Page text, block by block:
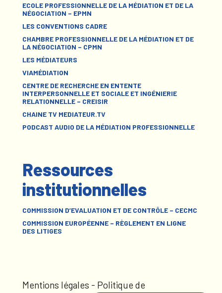
ECOLE PROFESSIONNELLE DE LA MÉDIATION ET DE LA
NÉGOCIATION – EPMN
LES CONVENTIONS CADRE
CHAMBRE PROFESSIONNELLE DE LA MÉDIATION ET DE
LA NÉGOCIATION – CPMN
LES MÉDIATEURS
VIAMÉDIATION
CENTRE DE RECHERCHE EN ENTENTE
INTERPERSONNELLE ET SOCIALE ET INGÉNIERIE
RELATIONNELLE – CREISIR
CHAINE TV MEDIATEUR.TV
PODCAST AUDIO DE LA MÉDIATION PROFESSIONNELLE
Ressources
institutionnelles
COMMISSION D’EVALUATION ET DE CONTRÔLE – CECMC
COMMISSION EUROPÉENNE – RÈGLEMENT EN LIGNE
DES LITIGES
Mentions légales - Politique de